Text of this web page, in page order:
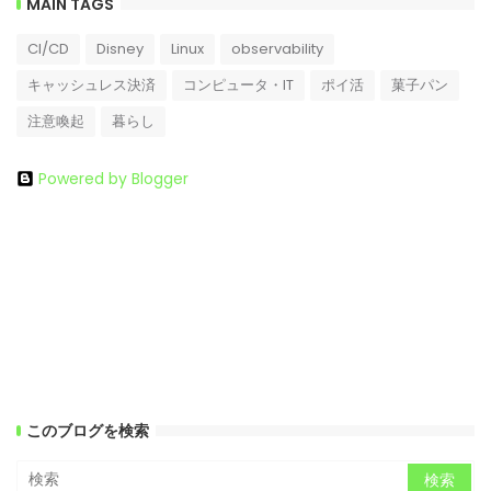
CI/CD Disney Linux
observability
キャッシュレス決済
コンピュータ・IT ポイ活
菓子パン
注意喚起
暮らし
Powered by Blogger
このブログを検索